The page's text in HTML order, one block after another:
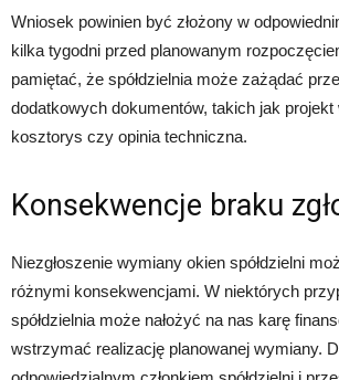
Wniosek powinien być złożony w
kilka tygodni przed planowanym
pamiętać, że spółdzielnia może zażądać
dodatkowych dokumentów, takich jak
kosztorys czy opinia techniczna.
Konsekwencje braku
Niezgłoszenie wymiany okien spółdzielni
różnymi konsekwencjami. W niektórych
spółdzielnia może nałożyć na nas karę
wstrzymać realizację planowanej wymiany.